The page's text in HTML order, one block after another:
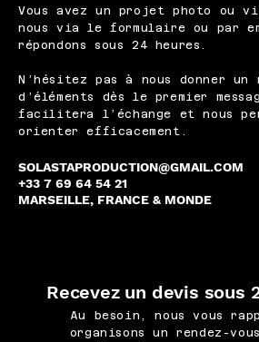
Vous avez un projet photo ou
nous via le formulaire ou par
répondons sous 24 heures.
N’hésitez pas à nous donner un
d’éléments dès le premier
facilitera l’échange et nous
orienter efficacement.
SOLASTAPRODUCTION@GMAIL.COM
+33 7 69 64 54 21
MARSEILLE, FRANCE & MONDE
Recevez un devis sous
Au besoin, nous vous
organisons un rendez-vous